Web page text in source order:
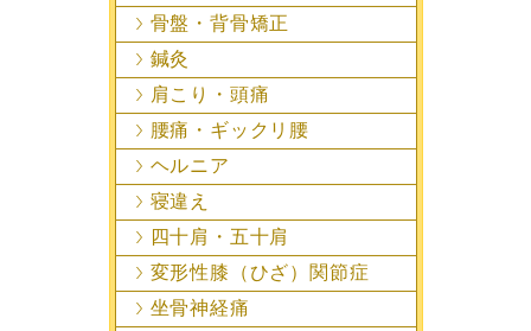
骨盤・背骨矯正
鍼灸
肩こり・頭痛
腰痛・ギックリ腰
ヘルニア
寝違え
四十肩・五十肩
変形性膝（ひざ）関節症
坐骨神経痛